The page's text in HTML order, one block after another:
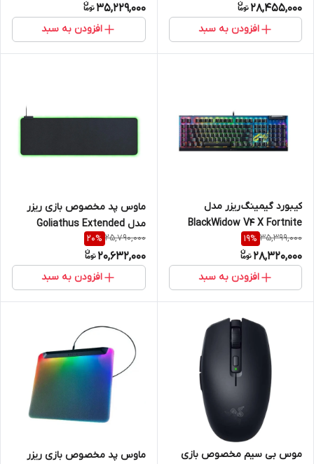
28,455,000
افزودن به سبد
35,229,000
افزودن به سبد
کیبورد گیمینگ ریزر مدل
BlackWidow V4 X Fortnite
Edition
35,399,000
19%
28,320,000
افزودن به سبد
ماوس پد مخصوص بازی ریزر
مدل Goliathus Extended
Chroma
25,790,000
20%
20,632,000
افزودن به سبد
موس بی سیم مخصوص بازی
ماوس پد مخصوص بازی ریزر